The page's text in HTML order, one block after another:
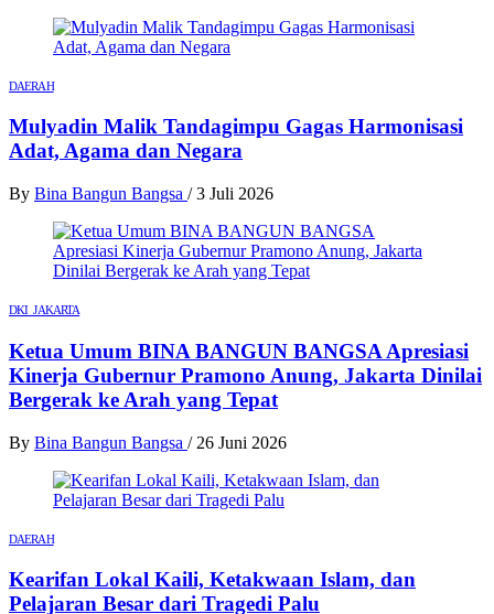
DAERAH
Mulyadin Malik Tandagimpu Gagas Harmonisasi
Adat, Agama dan Negara
By Bina Bangun Bangsa / 3 Juli 2026
DKI JAKARTA
Ketua Umum BINA BANGUN BANGSA Apresiasi
Kinerja Gubernur Pramono Anung, Jakarta Dinilai
Bergerak ke Arah yang Tepat
By Bina Bangun Bangsa / 26 Juni 2026
DAERAH
Kearifan Lokal Kaili, Ketakwaan Islam, dan
Pelajaran Besar dari Tragedi Palu